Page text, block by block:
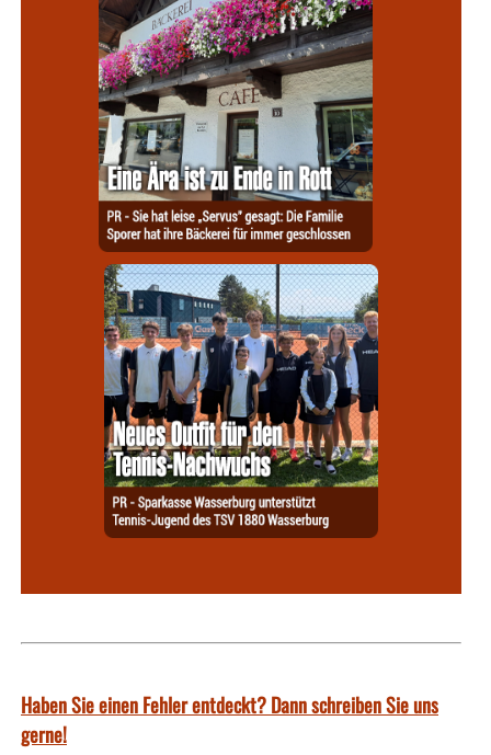
Haben Sie einen Fehler entdeckt? Dann schreiben Sie uns
gerne!